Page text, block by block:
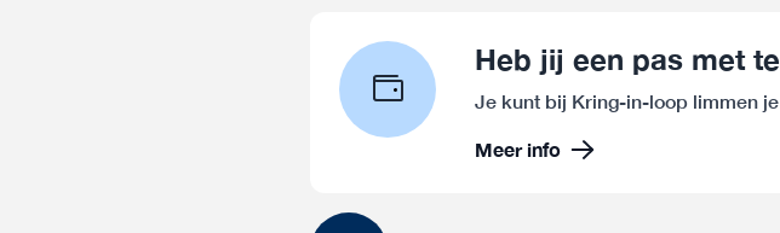
Heb jij een pas met
Je kunt bij Kring-in-loop limmen
Meer info